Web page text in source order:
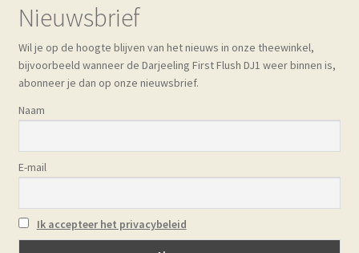
Nieuwsbrief
Wil je op de hoogte blijven van het nieuws in onze theewinkel,
bijvoorbeeld wanneer de Darjeeling First Flush DJ1 weer binnen is,
abonneer je dan op onze nieuwsbrief.
Naam
E-mail
Ik accepteer het privacybeleid